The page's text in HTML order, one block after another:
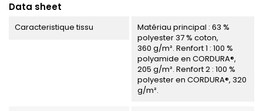
Data sheet
Caracteristique tissu
Matériau principal : 63 %
polyester 37 % coton,
360 g/m². Renfort 1 : 100 %
polyamide en CORDURA®,
205 g/m². Renfort 2 : 100 %
polyester en CORDURA®, 320
g/m².